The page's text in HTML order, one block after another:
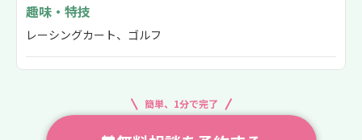
趣味・特技
レーシングカート、ゴルフ
簡単、1分で完了